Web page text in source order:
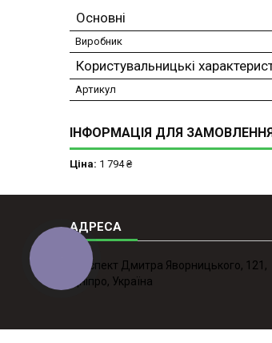
Основні
Виробник
Користувальницькі
Артикул
ІНФОРМАЦІЯ ДЛЯ ЗАМОВЛЕННЯ
Ціна: 1 794 ₴
проспект Дмитра Яворницького, 121,
Дніпро, Україна